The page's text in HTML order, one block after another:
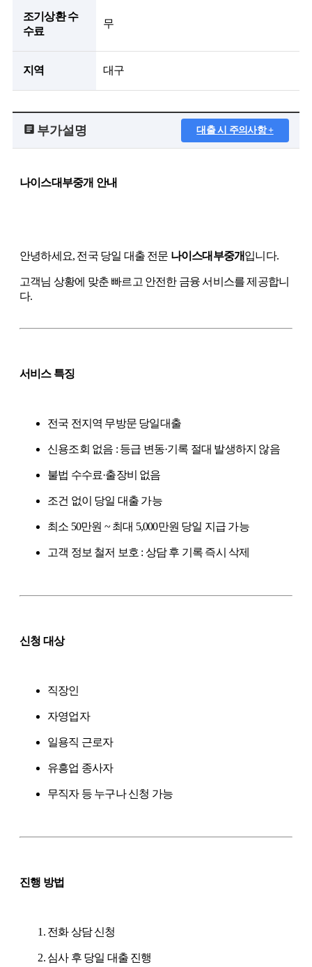
조기상환 수
수료
무
지역 대구
부가설명 대출 시 주의사항 +
나이스대부중개 안내
안녕하세요, 전국 당일 대출 전문 나이스대부중개입니다.
고객님 상황에 맞춘 빠르고 안전한 금융 서비스를 제공합니
다.
서비스 특징
전국 전지역 무방문 당일대출
신용조회 없음 : 등급 변동·기록 절대 발생하지 않음
불법 수수료·출장비 없음
조건 없이 당일 대출 가능
최소 50만원 ~ 최대 5,000만원 당일 지급 가능
고객 정보 철저 보호 : 상담 후 기록 즉시 삭제
신청 대상
직장인
자영업자
일용직 근로자
유흥업 종사자
무직자 등 누구나 신청 가능
진행 방법
전화 상담 신청
심사 후 당일 대출 진행